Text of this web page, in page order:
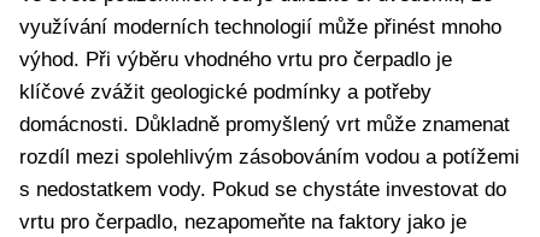
využívání moderních technologií může přinést mnoho
výhod. Při výběru vhodného vrtu pro čerpadlo je
klíčové zvážit geologické podmínky a potřeby
domácnosti. Důkladně promyšlený vrt může znamenat
rozdíl mezi spolehlivým zásobováním vodou a potížemi
s nedostatkem vody. Pokud se chystáte investovat do
vrtu pro čerpadlo, nezapomeňte na faktory jako je